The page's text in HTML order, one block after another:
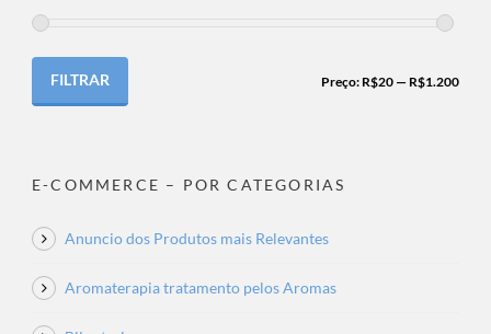
FILTRAR Preço: R$20 — R$1.200
E-COMMERCE – POR CATEGORIAS
Anuncio dos Produtos mais Relevantes
Aromaterapia tratamento pelos Aromas